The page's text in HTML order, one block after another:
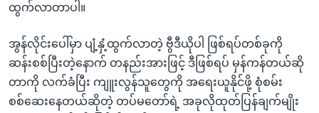
ထွက်လာတာပါ။
အွန်လိုင်းပေါ်မှာ ပျံ့နှံ့ထွက်လာတဲ့ ဗွီဒီယိုပါ ဖြစ်ရပ်တစ်ခုကို
ဆန်းစစ်ပြီးတဲ့နောက် တနည်းအားဖြင့် ဒီဖြစ်ရပ် မှန်ကန်တယ်ဆို
တာကို လက်ခံပြီး ကျူးလွန်သူတွေကို အရေးယူနိုင်ဖို့ စုံစမ်း
စစ်ဆေးနေတယ်ဆိုတဲ့ တပ်မတော်ရဲ့ အခုလိုထုတ်ပြန်ချက်မျိုး